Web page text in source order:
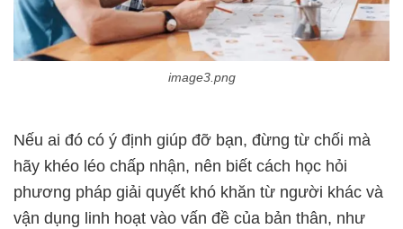
image3.png
hãy khéo léo chấp nhận, nên biết cách học hỏi
phương pháp giải quyết khó khăn từ người khác và
vận dụng linh hoạt vào vấn đề của bản thân, như